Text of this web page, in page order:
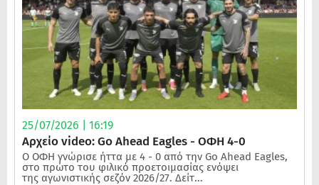
25/07/2026 | 16:19
Αρχείο video: Go Ahead Eagles - ΟΦΗ 4-0
Ο ΟΦΗ γνώρισε ήττα με 4 - 0 από την Go Ahead Eagles,
στο πρώτο του φιλικό προετοιμασίας ενόψει
της αγωνιστικής σεζόν 2026/27. Δείτ...